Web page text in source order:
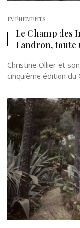
EVÉNEMENTS
Le Champ des
Landron, toute
Christine Ollier et
cinquième édition du